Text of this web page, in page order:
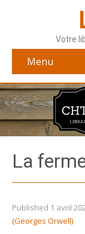
Votre
Menu
La
Published 1 avril
(Georges Orwell)